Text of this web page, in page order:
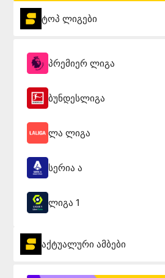
ტოპ ლიგები
პრემიერ ლიგა
ბუნდესლიგა
ლა ლიგა
სერია ა
ლიგა 1
აქტუალური ამბები